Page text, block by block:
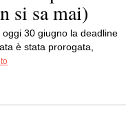
si sa mai)
30 giugno la deadline
è stata prorogata,